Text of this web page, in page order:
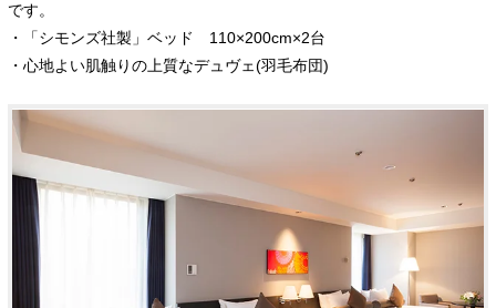
です。
・「シモンズ社製」ベッド 110×200cm×2台
・心地よい肌触りの上質なデュヴェ(羽毛布団)